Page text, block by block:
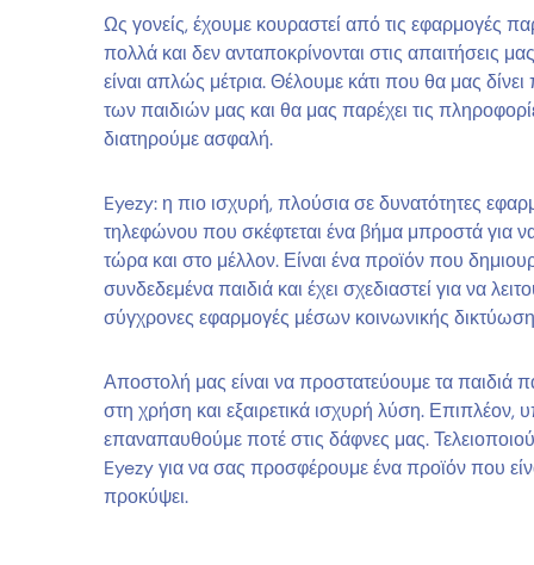
Ως γονείς, έχουμε κουραστεί από τις εφαρμογές
πολλά και δεν ανταποκρίνονται στις απαιτήσεις
είναι απλώς μέτρια. Θέλουμε κάτι που θα μας
των παιδιών μας και θα μας παρέχει τις
διατηρούμε ασφαλή.
Eyezy: η πιο ισχυρή, πλούσια σε δυνατότητες
τηλεφώνου που σκέφτεται ένα βήμα μπροστά για
τώρα και στο μέλλον. Είναι ένα προϊόν που
συνδεδεμένα παιδιά και έχει σχεδιαστεί για να
σύγχρονες εφαρμογές μέσων κοινωνικής
Αποστολή μας είναι να προστατεύουμε τα παιδιά
στη χρήση και εξαιρετικά ισχυρή λύση. Επιπλέον,
επαναπαυθούμε ποτέ στις δάφνες μας.
Eyezy για να σας προσφέρουμε ένα προϊόν που
προκύψει.